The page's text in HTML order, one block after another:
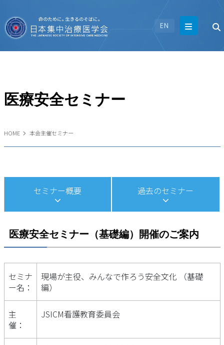
EN
HOME 本会主催セミナー
医療安全セミナー
セミナー概要 過去のセミナー
医療安全セミナー（基礎編）開催のご案内
セミナ
ー名：
現場が主役、みんなで作ろう安全文化 （基礎
編）
主
催：
JSICM看護教育委員会